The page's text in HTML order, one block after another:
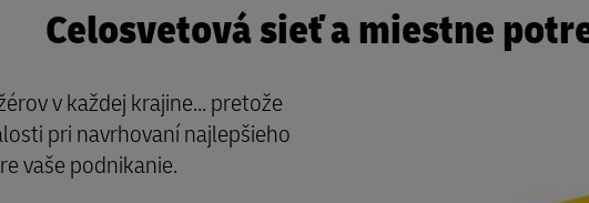
Celosvetová sieť a miestne
v každej krajine... pretože
pri navrhovaní najlepšieho
vaše podnikanie.